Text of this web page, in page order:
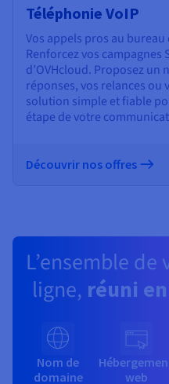
Téléphonie VoIP
Vos appels pros au
Renforcez vos campagnes
d’OVHcloud. Proposez
réponses, vos relances
solution simple et fiable
étape de votre
Découvrir nos offres
L’ensemble
ligne, réuni
Nom de
domaine
web